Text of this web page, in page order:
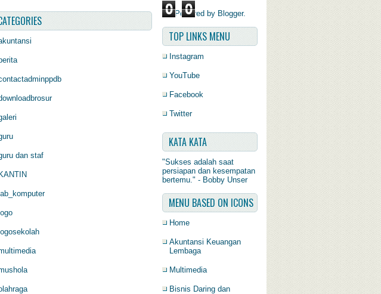
berita
dan staf
KANTIN
lab_komputer
logo
logosekolah
0
0
Powered by Blogger.
TOP LINKS MENU
Instagram
YouTube
Facebook
Twitter
KATA KATA
"Sukses adalah saat
persiapan dan kesempatan
bertemu." - Bobby Unser
MENU BASED ON ICONS
Home
Akuntansi Keuangan
Lembaga
Multimedia
Bisnis Daring dan